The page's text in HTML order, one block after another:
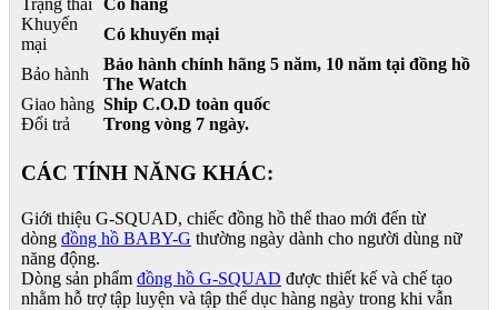
Trạng thái Có hàng
Khuyến
mại
Có khuyến mại
Bảo hành
Bảo hành chính hãng 5 năm, 10 năm tại đồng hồ
The Watch
Giao hàng Ship C.O.D toàn quốc
Đổi trả
Trong vòng 7 ngày.
CÁC TÍNH NĂNG KHÁC:
Giới thiệu G-SQUAD, chiếc đồng hồ thể thao mới đến từ
dòng đồng hồ BABY-G thường ngày dành cho người dùng nữ
năng động.
Dòng sản phẩm đồng hồ G-SQUAD được thiết kế và chế tạo
nhằm hỗ trợ tập luyện và tập thể dục hàng ngày trong khi vẫn